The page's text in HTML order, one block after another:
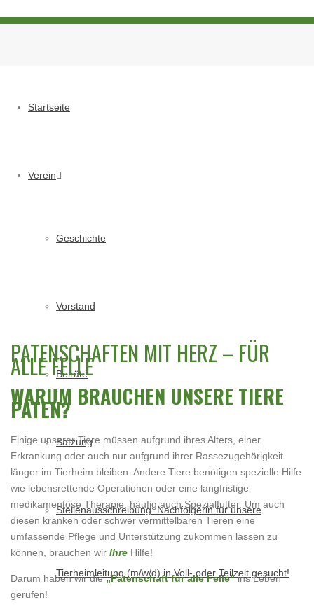
Startseite
Verein
Geschichte
Vorstand
Beiräte
Satzung
Stellenausschreibung: Nachfolgerin für unsere
Tierheimleitung (m/w/d) in Voll- oder Teilzeit gesucht!
PATENSCHAFTEN MIT HERZ – FÜR
ALLE FELLE
WARUM BRAUCHEN UNSERE TIERE
PATEN?
Einige unserer Tiere müssen aufgrund ihres Alters, einer
Erkrankung oder auch nur aufgrund ihrer Rassezugehörigkeit
länger im Tierheim bleiben. Andere Tiere benötigen spezielle Hilfe
wie lebensrettende Operationen oder eine langfristige
medikamentöse Therapie, häufig auch Spezialfutter. Um auch
diesen kranken oder schwer vermittelbaren Tieren eine
umfassende Pflege und Unterstützung zukommen lassen zu
können, brauchen wir Ihre Hilfe!
Darum haben wir die„Patenschaft für alle Felle“ins Leben
gerufen!